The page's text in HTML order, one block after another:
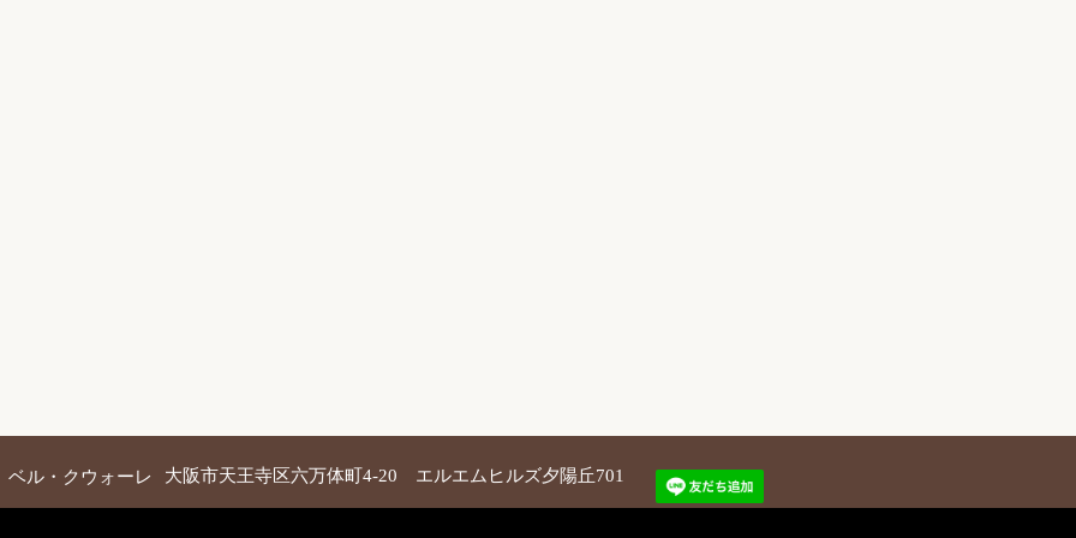
ル・クウォーレ 大阪市天王寺区六万体町4-20 エルエムヒルズ夕陽丘701